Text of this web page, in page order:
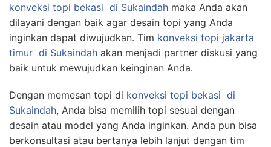
konveksi topi bekasi di Sukaindah maka Anda akan
dilayani dengan baik agar desain topi yang Anda
inginkan dapat diwujudkan. Tim konveksi topi jakarta
timur di Sukaindah akan menjadi partner diskusi yang
baik untuk mewujudkan keinginan Anda.
Dengan memesan topi di konveksi topi bekasi di
Sukaindah, Anda bisa memilih topi sesuai dengan
desain atau model yang Anda inginkan. Anda pun bisa
berkonsultasi atau bertanya lebih lanjut dengan tim